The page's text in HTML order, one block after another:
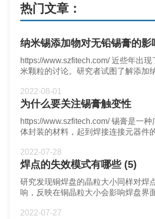
热门文章：
纳米锡添加物对无铅锡膏的影
https://www.szfitech.com/ 近些年出现
米颗粒的讨论。研究者试图了解添加
2022-08-01
为什么要关注锡膏触变性
https://www.szfitech.com/ 锡膏是一种
体封装的材料，起到焊接连接元器件
膏印刷中发挥了很大的作用。
2022-07-28
焊点的失效模式有哪些 (5)
研究发现铜焊盘的晶粒大小同样对焊
响，反映在铜晶粒大小会影响焊盘界
铜焊盘晶粒大小对焊点的影响。
2022-07-27